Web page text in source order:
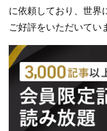
に依頼しており、世界
ご好評をいただいてい